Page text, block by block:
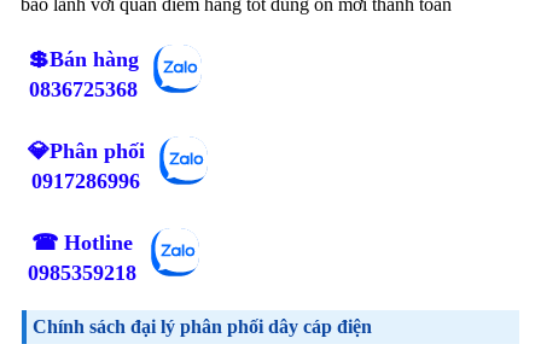
bảo lãnh với quan điểm hàng tốt dùng ổn mới thanh toán
💲Bán hàng
0836725368
💎Phân phối
0917286996
☎ Hotline
0985359218
Chính sách đại lý phân phối dây cáp điện